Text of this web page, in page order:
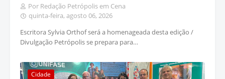
Por Redação Petrópolis em Cena
quinta-feira, agosto 06, 2026
Escritora Sylvia Orthof será a homenageada desta edição /
Divulgação Petrópolis se prepara para…
Cidade